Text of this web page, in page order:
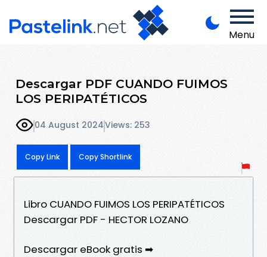
Menu
Descargar PDF CUANDO FUIMOS
LOS PERIPATÉTICOS
04 August 2024Views: 253
Copy Link Copy Shortlink
Libro CUANDO FUIMOS LOS PERIPATÉTICOS
Descargar PDF - HECTOR LOZANO
Descargar eBook gratis ➡